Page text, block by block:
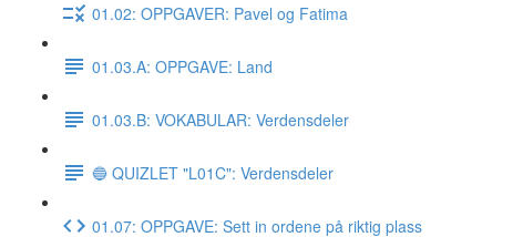
01.02: OPPGAVER: Pavel og Fatima
01.03.A: OPPGAVE: Land
01.03.B: VOKABULAR: Verdensdeler
🔵 QUIZLET "L01C": Verdensdeler
01.07: OPPGAVE: Sett in ordene på riktig plass